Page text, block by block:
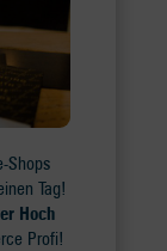
Shops
Tag!
Hoch
Profi!